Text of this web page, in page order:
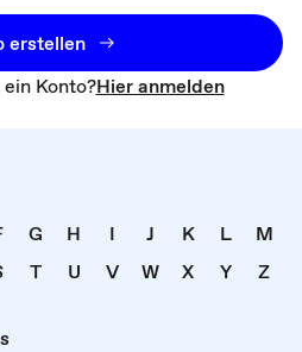
erstellen
Konto?Hier anmelden
G H I J K L
M
T U V W X Y Z